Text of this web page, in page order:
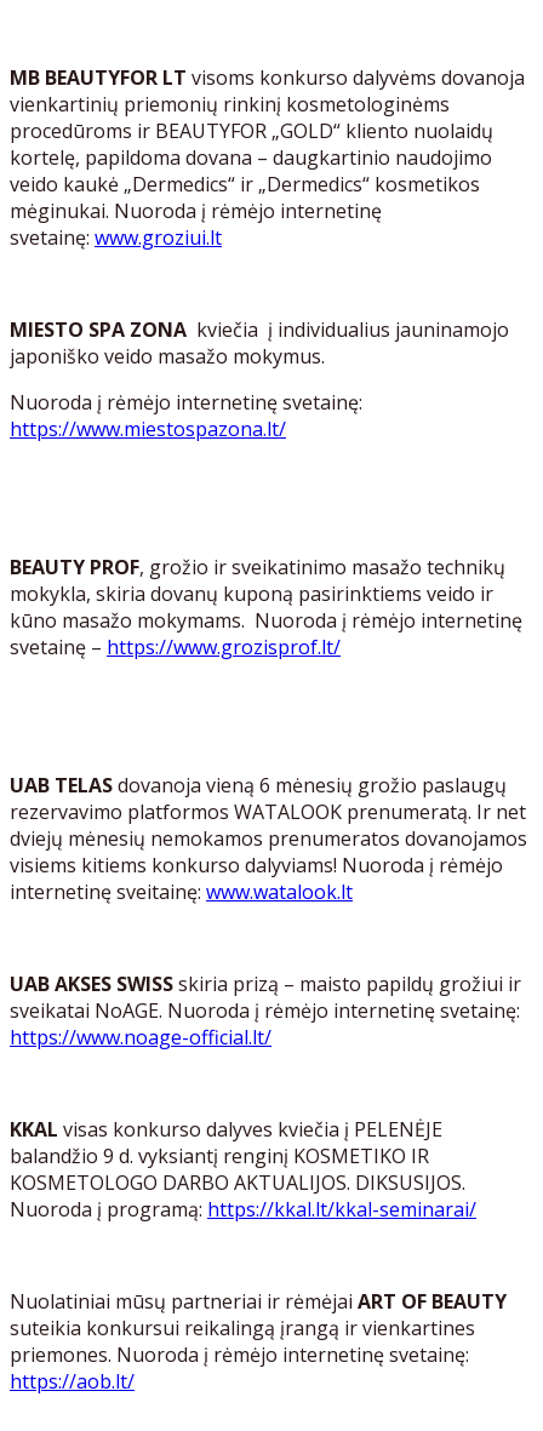
MB BEAUTYFOR LT visoms konkurso dalyvėms dovanoja
vienkartinių priemonių rinkinį kosmetologinėms
procedūroms ir BEAUTYFOR „GOLD“ kliento nuolaidų
kortelę, papildoma dovana – daugkartinio naudojimo
veido kaukė „Dermedics“ ir „Dermedics“ kosmetikos
mėginukai. Nuoroda į rėmėjo internetinę
svetainę: www.groziui.lt
MIESTO SPA ZONA kviečia į individualius jauninamojo
japoniško veido masažo mokymus.
Nuoroda į rėmėjo internetinę svetainę:
https://www.miestospazona.lt/
BEAUTY PROF, grožio ir sveikatinimo masažo technikų
mokykla, skiria dovanų kuponą pasirinktiems veido ir
kūno masažo mokymams. Nuoroda į rėmėjo internetinę
svetainę – https://www.grozisprof.lt/
UAB TELASdovanoja vieną 6 mėnesių grožio paslaugų
rezervavimo platformos WATALOOK prenumeratą. Ir net
dviejų mėnesių nemokamos prenumeratos dovanojamos
visiems kitiems konkurso dalyviams! Nuoroda į rėmėjo
internetinę sveitainę: www.watalook.lt
UAB AKSES SWISSskiria prizą – maisto papildų grožiui ir
sveikatai NoAGE. Nuoroda į rėmėjo internetinę svetainę:
https://www.noage-official.lt/
KKAL visas konkurso dalyves kviečia į PELENĖJE
balandžio 9 d. vyksiantį renginį KOSMETIKO IR
KOSMETOLOGO DARBO AKTUALIJOS. DIKSUSIJOS.
Nuoroda į programą: https://kkal.lt/kkal-seminarai/
Nuolatiniai mūsų partneriai ir rėmėjai ART OF BEAUTY
suteikia konkursui reikalingą įrangą ir vienkartines
priemones. Nuoroda į rėmėjo internetinę svetainę:
https://aob.lt/